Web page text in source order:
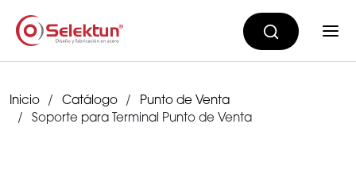
Inicio Catálogo
Punto de Venta
Soporte para Terminal Punto de Venta